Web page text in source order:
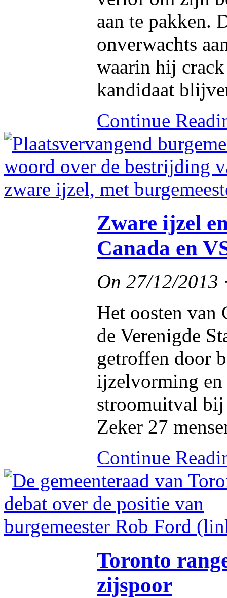
aan te pakken.
onverwachts
waarin hij
kandidaat
Continue
Zware ijzel
Canada en
On 27/12/2013
Het oosten van
de Verenigde
getroffen door
ijzelvorming en
stroomuitval bij
Zeker 27
Continue
Toronto
zijspoor